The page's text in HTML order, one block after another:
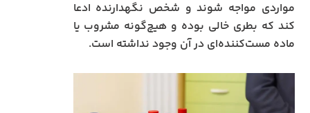
مواردی مواجه شوند و شخص نگهدارنده ادعا
کند که بطری خالی بوده و هیچ‌گونه مشروب یا
ماده مست‌کننده‌ای در آن وجود نداشته است.